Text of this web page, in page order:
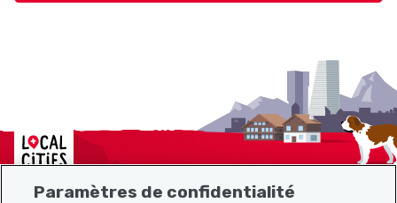
Localcities
Paramètres de confidentialité